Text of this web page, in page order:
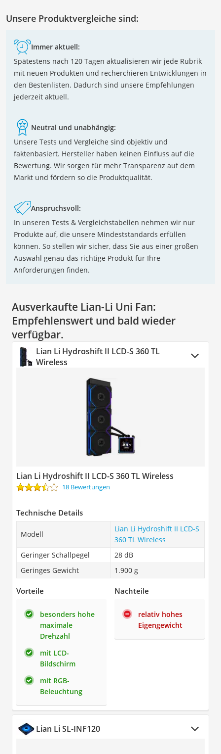
Unsere Produktvergleiche sind:
Immer aktuell:
Spätestens nach 120 Tagen aktualisieren wir jede Rubrik
mit neuen Produkten und recherchieren Entwicklungen in
den Bestenlisten. Dadurch sind unsere Empfehlungen
jederzeit aktuell.
Neutral und unabhängig:
Unsere Tests und Vergleiche sind objektiv und
faktenbasiert. Hersteller haben keinen Einfluss auf die
Bewertung. Wir sorgen für mehr Transparenz auf dem
Markt und fördern so die Produktqualität.
Anspruchsvoll:
In unseren Tests & Vergleichstabellen nehmen wir nur
Produkte auf, die unsere Mindeststandards erfüllen
können. So stellen wir sicher, dass Sie aus einer großen
Auswahl genau das richtige Produkt für Ihre
Anforderungen finden.
Ausverkaufte Lian-Li Uni Fan:
Empfehlenswert und bald wieder
verfügbar.
Lian Li Hydroshift II LCD-S 360 TL
Wireless
Lian Li Hydroshift II LCD-S 360 TL Wireless
18 Bewertungen
Technische Details
Modell
Lian Li Hydroshift II LCD-S
360 TL Wireless
Geringer Schallpegel
28 dB
Geringes Gewicht
1.900 g
Vorteile
besonders hohe
maximale
Drehzahl
mit LCD-
Bildschirm
mit RGB-
Beleuchtung
Nachteile
relativ hohes
Eigengewicht
Lian Li SL-INF120